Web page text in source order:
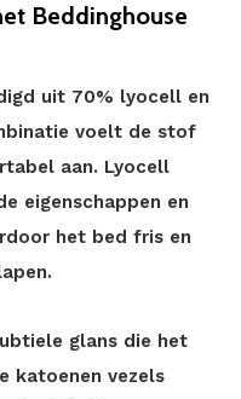
Beddinghouse
uit 70% lyocell en
voelt de stof
aan. Lyocell
eigenschappen en
het bed fris en
glans die het
katoenen vezels